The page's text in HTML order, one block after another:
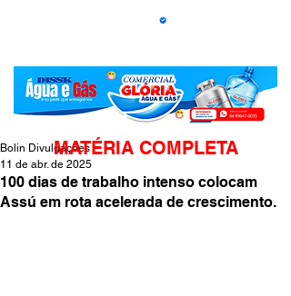
100 dias de trabalho intenso colocam
Assú em rota acelerada de crescimento.
Bolin Divulgações
11 de abr. de 2025
MATÉRIA COMPLETA